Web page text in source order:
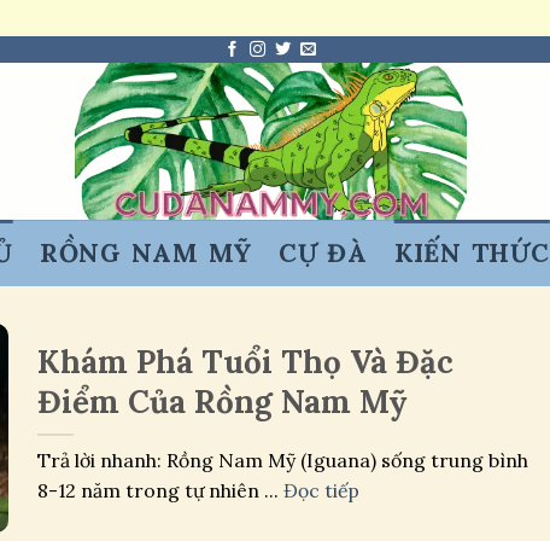
RỒNG NAM MỸ CỰ ĐÀ KIẾN THỨC
Khám Phá Tuổi Thọ Và Đặc
Điểm Của Rồng Nam Mỹ
Trả lời nhanh: Rồng Nam Mỹ (Iguana) sống trung bình
8-12 năm trong tự nhiên ... Đọc tiếp